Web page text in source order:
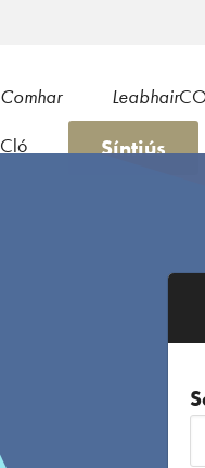
Comhar Leabhair
Cló Síntiús